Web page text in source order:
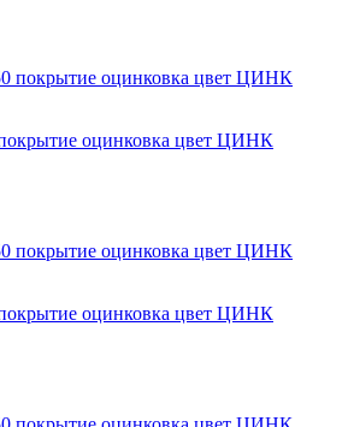
оцинковка цвет ЦИНК
оцинковка цвет ЦИНК